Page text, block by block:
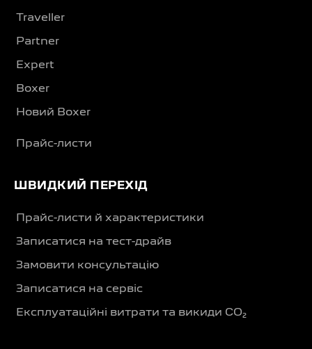
Traveller
Partner
Expert
Boxer
Новий Boxer
Прайс-листи
ШВИДКИЙ ПЕРЕХІД
Прайс-листи й характеристики
Записатися на тест-драйв
Замовити консультацію
Записатися на сервіс
Експлуатаційні витрати та викиди CO₂